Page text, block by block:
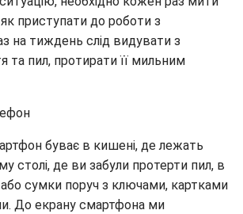
приступати до роботи з
на тиждень слід видувати з
та пил, протирати її мильним
буває в кишені, де лежать
столі, де ви забули протерти пил, в
сумки поруч з ключами, картками
До екрану смартфона ми